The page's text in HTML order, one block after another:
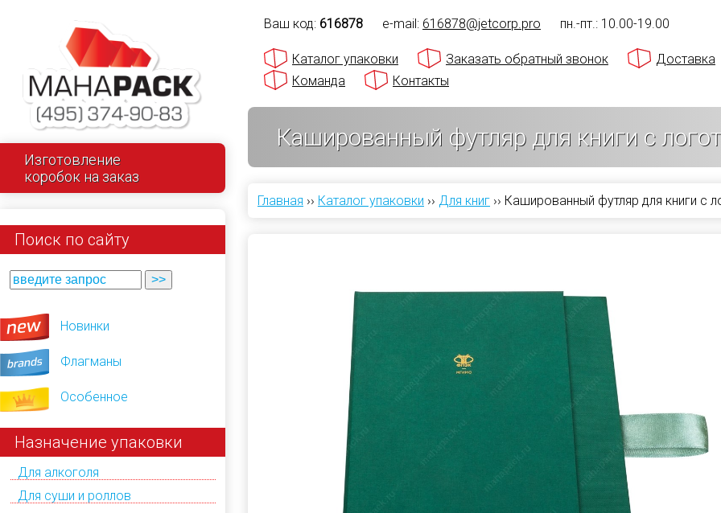
Изготовление
коробок на заказ
Поиск по сайту
Новинки
Флагманы
Особенное
Назначение упаковки
Для алкоголя
Для суши и роллов
Ваш код: 616878 e-mail: 616878@jetcorp.pro пн.-пт.: 10.00-19.00
Каталог упаковки Заказать обратный звонок
Доставка
Команда
Контакты
Кашированный футляр для книги с
Главная ›› Каталог упаковки ›› Для книг ›› Кашированный футляр для книги с